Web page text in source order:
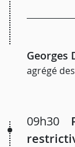
Georges
agrégé
09h30